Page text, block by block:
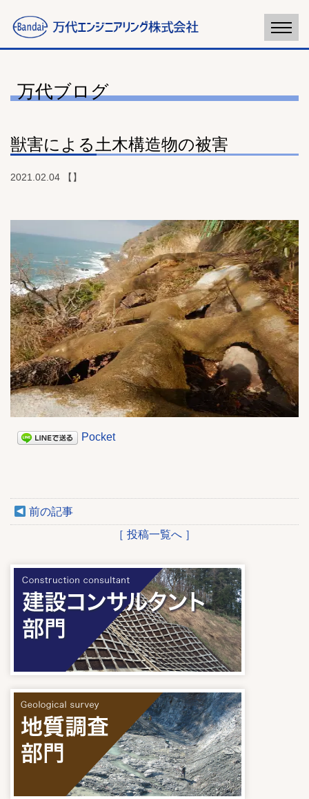
万代ブログ
獣害による土木構造物の被害
2021.02.04 【】
Pocket
前の記事
［ 投稿一覧へ ］